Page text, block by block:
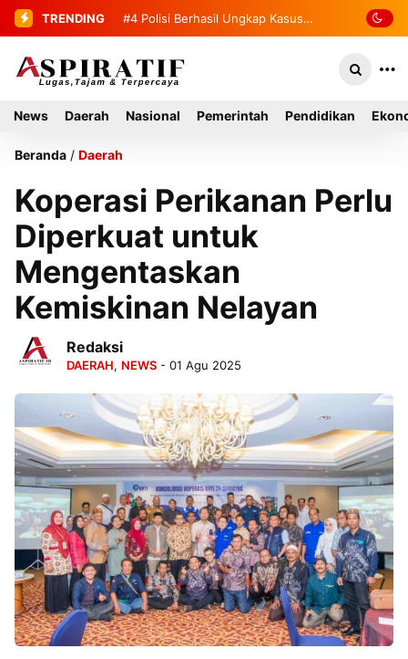
TRENDING #5 Bandar Dua Sambut 236
Literasi 2026
News Daerah Nasional Pemerintah Pendidikan
Beranda / Daerah
Koperasi Perikanan Perlu
Diperkuat untuk
Mengentaskan
Kemiskinan Nelayan
Redaksi
DAERAH, NEWS - 01 Agu 2025